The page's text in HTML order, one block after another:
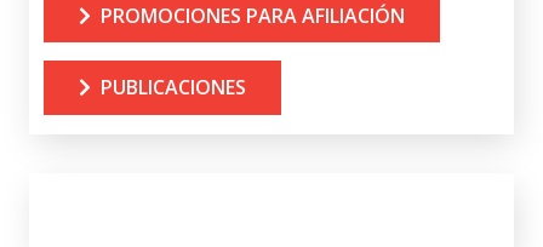
PROMOCIONES PARA AFILIACIÓN
PUBLICACIONES